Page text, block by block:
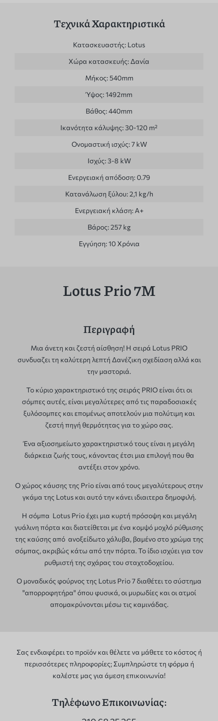
Τεχνικά Χαρακτηριστικά
Κατασκευαστής: Lotus
Χώρα κατασκευής: Δανία
Μήκος:540mm
Ύψος:1492mm
Βάθος:440mm
Ικανότητα κάλυψης:30-120 m²
Ονομαστική ισχύς:7 kW
Ισχύς:3-8 kW
Ενεργειακή απόδοση:0.79
Κατανάλωση ξύλου:2,1 kg/h
Ενεργειακή κλάση: A+
Βάρος:257 kg
Εγγύηση:10 Χρόνια
Lotus Prio 7M
Περιγραφή
Μια άνετη και ζεστή αίσθηση! Η σειρά Lotus PRIO
συνδυαζει τη καλύτερη λεπτή Δανέζικη σχεδίαση αλλά και
την μαστοριά.
Το κύριο χαρακτηριστικό της σειράς PRIO είναι ότι οι
σόμπες αυτές, είναι μεγαλύτερες από τις παραδοσιακές
ξυλόσομπες και επομένως αποτελούν μια πολύτιμη και
ζεστή πηγή θερμότητας για το χώρο σας.
Ένα αξιοσημείωτο χαρακτηριστικό τους είναι η μεγάλη
διάρκεια ζωής τους, κάνοντας έτσι μια επιλογή που θα
αντέξει στον χρόνο.
Ο χώρος κάυσης της Prio είναι από τους μεγαλύτερους στην
γκάμα της Lotus και αυτό την κάνει ιδιαιτερα δημοφιλή.
Η σόμπα Lotus Prio έχει μια κυρτή πρόσοψη και μεγάλη
γυάλινη πόρτα και διατείθεται με ένα κομψό μοχλό ρύθμισης
της καύσης από ανοξείδωτο χάλυβα, βαμένο στο χρώμα της
σόμπας, ακριβώς κάτω από την πόρτα. Το ίδιο ισχύει για τον
ρυθμιστή της σχάρας του σταχτοδοχείου.
Ο μοναδικός φούρνος της Lotus Prio 7 διαθέτει το σύστημα
"απορροφητήρα" όπου φυσικά, οι μυρωδίες και οι ατμοί
απομακρύνονται μέσω τις καμινάδας.
Σας ενδιαφέρει το προϊόν και θέλετε να μάθετε το κόστος ή
περισσότερες πληροφορίες; Συμπληρώστε τη φόρμα ή
καλέστε μας για άμεση επικοινωνία!
Τηλέφωνο Επικοινωνίας: